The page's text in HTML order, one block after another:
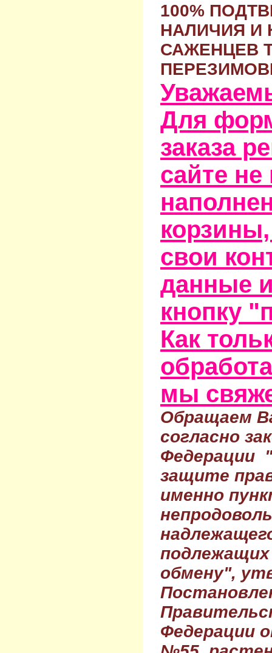
100%
НАЛИЧИЯ И
САЖЕНЦЕВ
Для
заказа
сайте
свои
данные
кнопку
Как
мы
Обращаем
согласно
Федерации
защите
именно
обмену",
Федерации